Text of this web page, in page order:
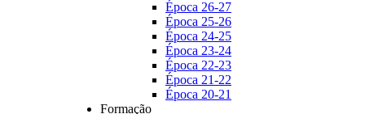
Época 26-27
Época 25-26
Época 24-25
Época 23-24
Época 22-23
Época 21-22
Época 20-21
Formação